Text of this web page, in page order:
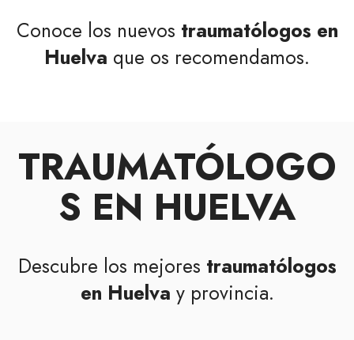
Conoce los nuevos traumatólogos en
Huelva que os recomendamos.
TRAUMATÓLOGO
S EN HUELVA
Descubre los mejores traumatólogos
en Huelva y provincia.